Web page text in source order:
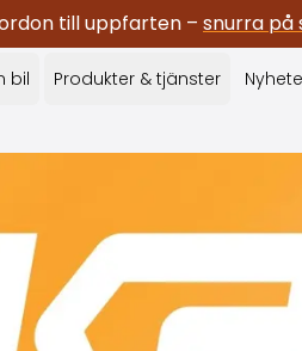
till uppfarten – snurra på
bil Produkter & tjänster